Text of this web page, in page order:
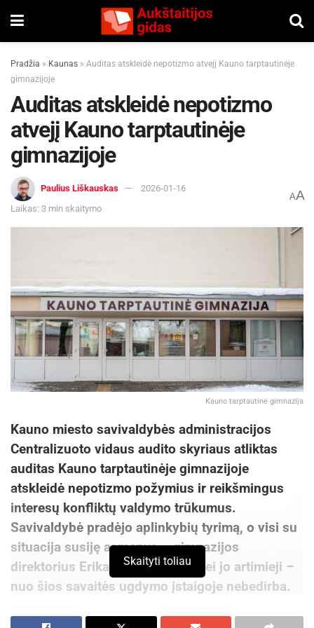
Pradžia » Kaunas » Auditas atskleidė nepotizmo atvejį Kauno tarptautinėje
gimnazijoje
Auditas atskleidė nepotizmo
atvejį Kauno tarptautinėje
gimnazijoje
Paulius Liškauskas
2026-01-16
Laikas: 3 min skaitymo
AA
Kauno tarptautinė gimnazija
Kauno miesto savivaldybės administracijos
Centralizuoto vidaus audito skyriaus atliktas
auditas Kauno tarptautinėje gimnazijoje
atskleidė nepotizmo požymius ir reikšmingus
interesų konfliktų valdymo trūkumus.
Savivaldybė pradėjo aplinkybių tyrimą, o visi su
situacija susiję asmenys – gimnazijos
direktorius Erikas Griškevičius bei jo artimieji –
nuo šios savaitės ugdymo įstaigoje nebedirba.
Skaityti toliau